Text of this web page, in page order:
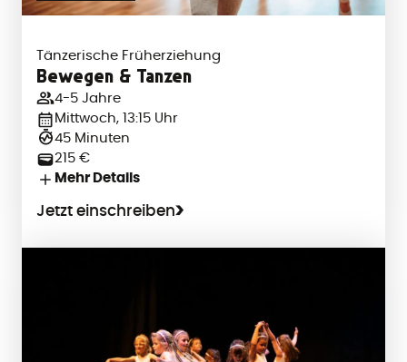
Tänzerische Früherziehung
Bewegen & Tanzen
4-5 Jahre
Mittwoch, 13:15 Uhr
45 Minuten
215 €
Mehr Details
Jetzt einschreiben